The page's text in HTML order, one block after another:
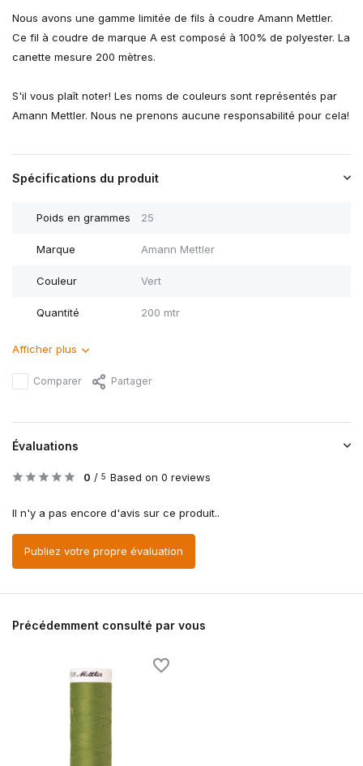
Nous avons une gamme limitée de fils à coudre Amann Mettler.
Ce fil à coudre de marque A est composé à 100% de polyester. La
canette mesure 200 mètres.
S'il vous plaît noter! Les noms de couleurs sont représentés par
Amann Mettler. Nous ne prenons aucune responsabilité pour cela!
Spécifications du produit
Poids en grammes 25
Marque Amann Mettler
Couleur Vert
Quantité 200 mtr
Afficher plus
Comparer Partager
Évaluations
0 / 5 Based on 0 reviews
Il n'y a pas encore d'avis sur ce produit..
Publiez votre propre évaluation
Précédemment consulté par vous